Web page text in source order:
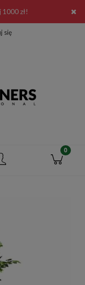
zł!
się